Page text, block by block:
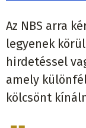
Az NBS arra
legyenek
hirdetéssel
amely
kölcsönt